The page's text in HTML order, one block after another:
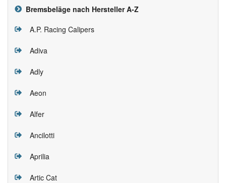
Bremsbeläge nach Hersteller A-Z
A.P. Racing Calipers
Adiva
Adly
Aeon
Alfer
Ancilotti
Aprilia
Artic Cat